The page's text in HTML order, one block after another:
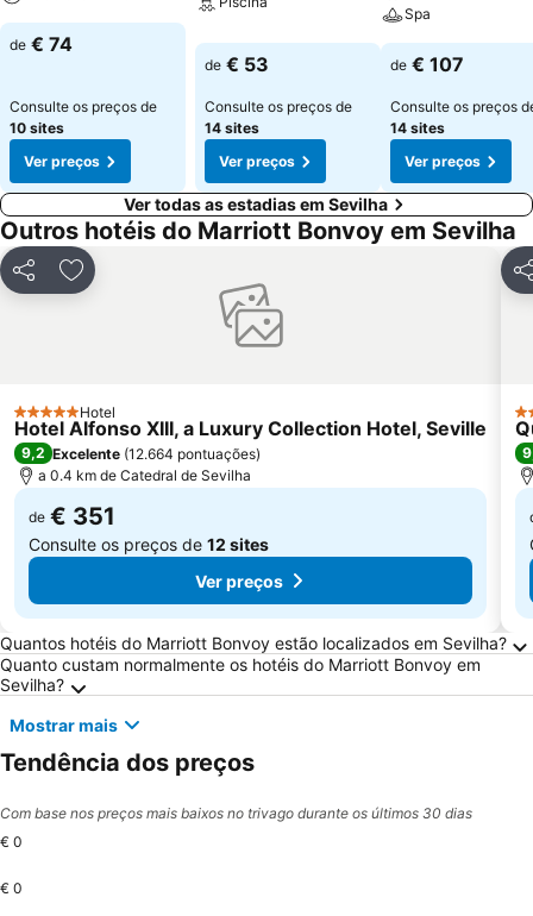
de € 74
Consulte os preços de
10 sites
Ver preços
de € 53
Consulte os preços de
14 sites
Ver preços
Spa
de € 107
Consulte os preços
14 sites
Ver preços
Ver todas as estadias em Sevilha
Outros hotéis do Marriott Bonvoy em Sevilha
PartilharAdicionar aos favoritos
5 EstrelasHotel
Hotel Alfonso XIII, a Luxury Collection Hotel, Seville
9,2 Excelente (12.664 pontuações)
a 0.4 km de Catedral de Sevilha
de € 351
Consulte os preços de 12 sites
Ver preços
4
Perguntas Frequentes sobre Sevilha
Quantos hotéis do Marriott Bonvoy estão localizados em Sevilha?
Quanto custam normalmente os hotéis do Marriott Bonvoy em
Sevilha?
Mostrar mais
Tendência dos preços
Com base nos preços mais baixos no trivago durante os últimos 30 dias
€ 0
€ 0